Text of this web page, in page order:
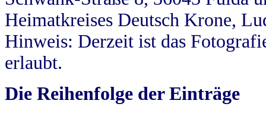
Heimatkreises Deutsch Krone,
Hinweis: Derzeit ist das
erlaubt.
Die Reihenfolge der Einträge